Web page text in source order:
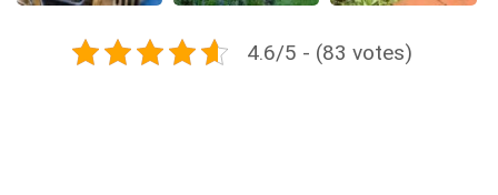
4.6/5 - (83 votes)